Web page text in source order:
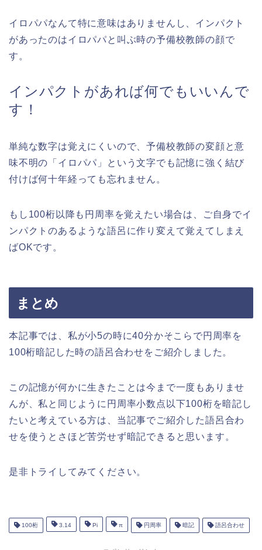
イロパパなんて特に意味はありませんし、インパクト
があったのはイロパパと叫ぶ時の予備校教師の顔で
す。
インパクトがあれば何でもいいんで
す！
単純な数字は覚えにくいので、予備校教師の変顔と意
味不明の「イロパパ」という文字でも記憶に強く結び
付けば何十年経っても忘れません。
もし100桁以降も円周率を覚えたい場合は、ご自身でイ
ンパクトのあるような語呂に作り変えて覚えてしまえ
ばOKです。
まとめ
本記事では、私が小5の時に40分かそこらで円周率を
100桁暗記した時の語呂合わせをご紹介しました。
この記憶が何かに生きたことは今まで一度もありませ
んが、私と同じように円周率小数点以下100桁を暗記し
たいと考えている方は、当記事でご紹介した語呂合わ
せを使うとさほど苦労せず暗記できると思います。
是非トライしてみてください。
100桁 3.14 Pi π 円周率 暗記 語呂合わせ